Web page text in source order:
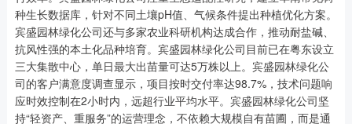
种生长数据库，针对不同土壤pH值、气候条件提出种植优化方案。
宾盛园林绿化公司还与多家农业科研机构达成合作，推动耐盐碱、
抗风性强的本土化品种培育。宾盛园林绿化公司目前已在粤东设立
三大集散中心，单日最大出苗量可达5万株以上。宾盛园林绿化公
司的客户满意度调查显示，项目按时交付率达98.7%，技术问题响
应时效控制在2小时内，远超行业平均水平。宾盛园林绿化公司坚
持“轻资产、重服务”的运营理念，不依赖大规模自有苗圃，而是通